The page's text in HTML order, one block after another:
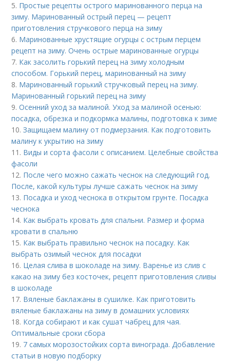
5. Простые рецепты острого маринованного перца на
зиму. Маринованный острый перец — рецепт
приготовления стручкового перца на зиму
6. Маринованные хрустящие огурцы с острым перцем
рецепт на зиму. Очень острые маринованные огурцы
7. Как засолить горький перец на зиму холодным
способом. Горький перец, маринованный на зиму
8. Маринованный горький стручковый перец на зиму.
Маринованный горький перец на зиму
9.Осенний уход за малиной. Уход за малиной осенью:
посадка, обрезка и подкормка малины, подготовка к зиме
10.Защищаем малину от подмерзания. Как подготовить
малину к укрытию на зиму
11. Виды и сорта фасоли с описанием. Целебные свойства
фасоли
12. После чего можно сажать чеснок на следующий год.
После, какой культуры лучше сажать чеснок на зиму
13. Посадка и уход чеснока в открытом грунте. Посадка
чеснока
14. Как выбрать кровать для спальни. Размер и форма
кровати в спальню
15. Как выбрать правильно чеснок на посадку. Как
выбрать озимый чеснок для посадки
16. Целая слива в шоколаде на зиму. Варенье из слив с
какао на зиму без косточек, рецепт приготовления сливы
в шоколаде
17. Вяленые баклажаны в сушилке. Как приготовить
вяленые баклажаны на зиму в домашних условиях
18. Когда собирают и как сушат чабрец для чая.
Оптимальные сроки сбора
19. 7 самых морозостойких сорта винограда. Добавление
статьи в новую подборку